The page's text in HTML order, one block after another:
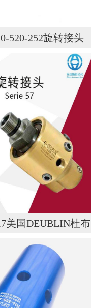
520-252旋转接头
美国DEUBLIN杜布
头液压油中空